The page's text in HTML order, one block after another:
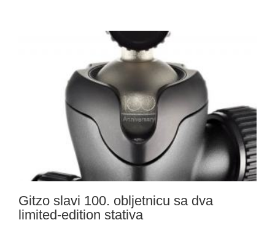
Gitzo slavi 100. obljetnicu sa dva
limited-edition stativa